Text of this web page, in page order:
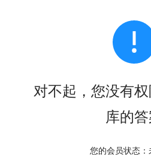
对不起，您没有
库的
您的会员状态：